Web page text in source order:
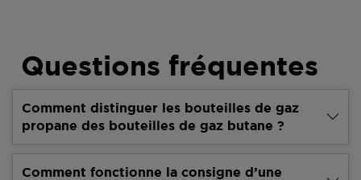
Questions fréquentes
Comment distinguer les bouteilles de gaz
propane des bouteilles de gaz butane ?
Comment fonctionne la consigne d’une